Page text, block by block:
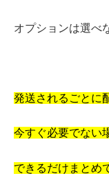
オプションは選べ
発送されるごとに
今すぐ必要でない
できるだけまとめ